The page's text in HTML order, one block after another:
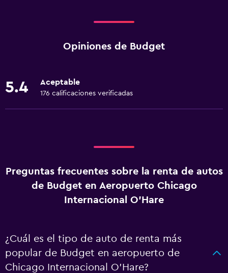
Opiniones de Budget
5.4 Aceptable
176 calificaciones verificadas
Preguntas frecuentes sobre la renta de autos
de Budget en Aeropuerto Chicago
Internacional O'Hare
¿Cuál es el tipo de auto de renta más
popular de Budget en aeropuerto de
Chicago Internacional O'Hare?